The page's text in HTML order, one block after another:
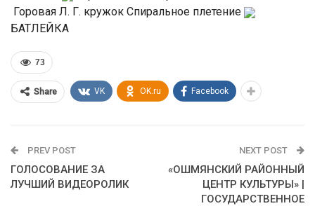
Горовая Л. Г. кружок Спиральное плетение
БАТЛЕЙКА
73
Share VK OK.ru Facebook
PREV POST
ГОЛОСОВАНИЕ ЗА
ЛУЧШИЙ ВИДЕОРОЛИК
NEXT POST
«ОШМЯНСКИЙ РАЙОННЫЙ
ЦЕНТР КУЛЬТУРЫ» |
ГОСУДАРСТВЕННОЕ